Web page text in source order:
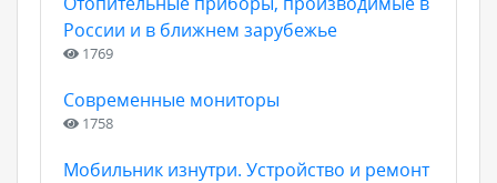
России и в ближнем зарубежье
1769
Современные мониторы
1758
Мобильник изнутри. Устройство и ремонт